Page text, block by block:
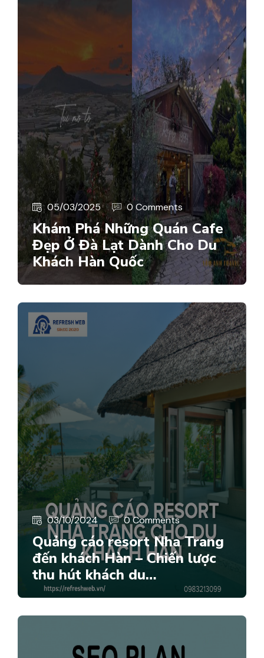
05/03/2025 0 Comments
Khám Phá Những Quán Cafe
Đẹp Ở Đà Lạt Dành Cho Du
Khách Hàn Quốc
03/10/2024 0 Comments
Quảng cáo resort Nha Trang
đến khách Hàn – Chiến lược
thu hút khách du…